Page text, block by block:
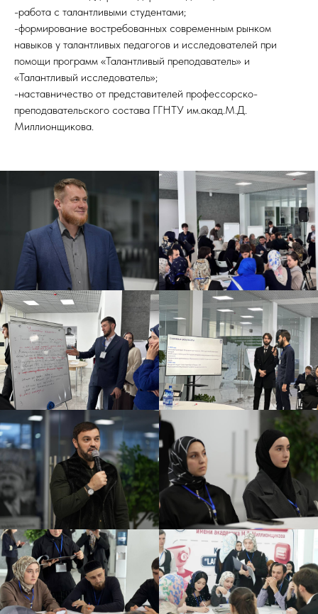
-работа с талантливыми студентами;
-формирование востребованных современным рынком
навыков у талантливых педагогов и исследователей при
помощи программ «Талантливый преподаватель» и
«Талантливый исследователь»;
-наставничество от представителей профессорско-
преподавательского состава ГГНТУ им.акад.М.Д.
Миллионщикова.